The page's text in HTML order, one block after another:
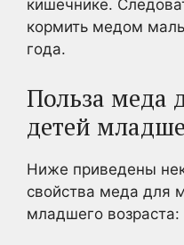
кишечнике.
кормить медом
года.
Польза меда
детей
Ниже приведены
свойства меда для
младшего возраста: